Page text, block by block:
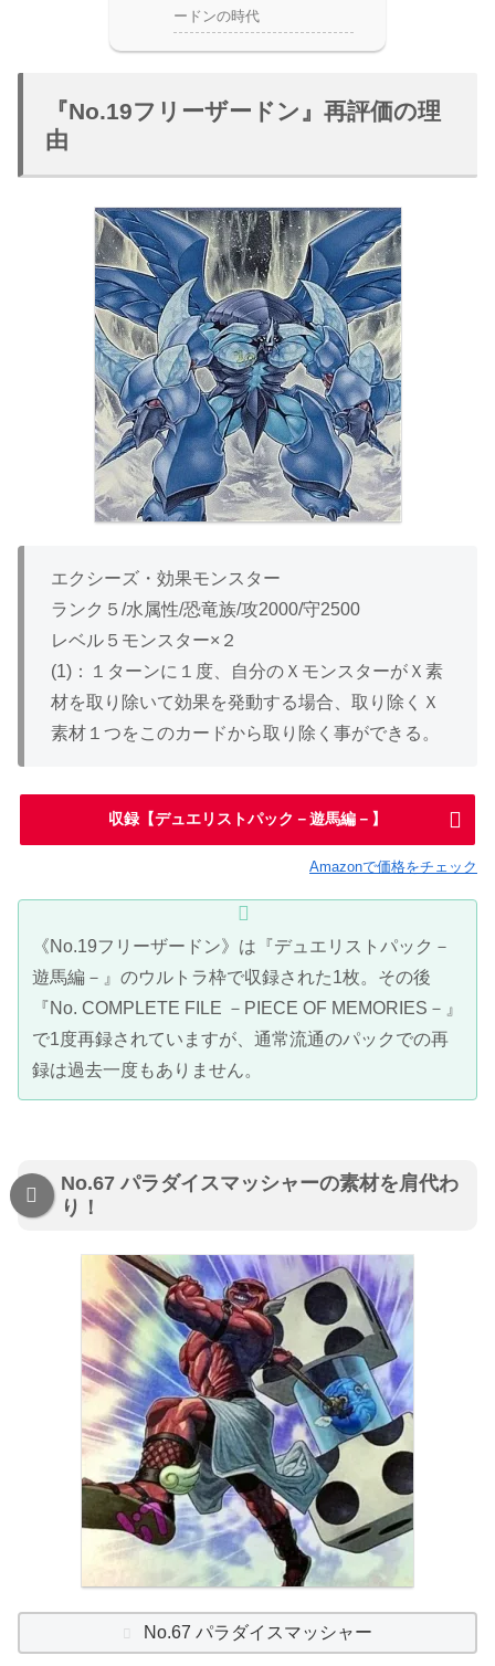
ードンの時代
『No.19フリーザードン』再評価の理
由
エクシーズ・効果モンスター
ランク５/水属性/恐竜族/攻2000/守2500
レベル５モンスター×２
(1)：１ターンに１度、自分のＸモンスターがＸ素
材を取り除いて効果を発動する場合、取り除くＸ
素材１つをこのカードから取り除く事ができる。
収録【デュエリストパック－遊馬編－】
Amazonで価格をチェック
《No.19フリーザードン》は『デュエリストパック－
遊馬編－』のウルトラ枠で収録された1枚。その後
『No. COMPLETE FILE －PIECE OF MEMORIES－』
で1度再録されていますが、通常流通のパックでの再
録は過去一度もありません。
No.67 パラダイスマッシャーの素材を肩代わ
り！
No.67 パラダイスマッシャー